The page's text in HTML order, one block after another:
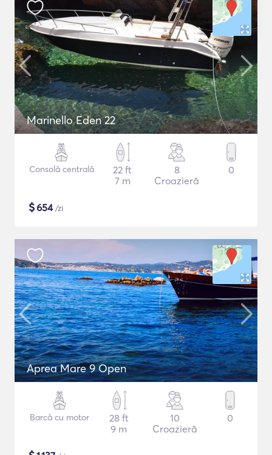
Marinello Eden 22
Consolă centrală
22 ft
7 m
8
Croazieră
0
$654/zi
Aprea Mare 9 Open
Barcă cu motor
28 ft
9 m
10
Croazieră
0